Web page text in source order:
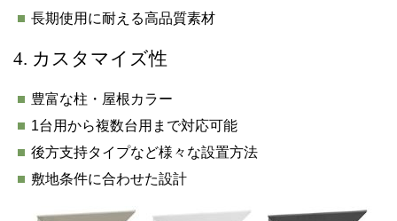
長期使用に耐える高品質素材
4. カスタマイズ性
豊富な柱・屋根カラー
1台用から複数台用まで対応可能
後方支持タイプなど様々な設置方法
敷地条件に合わせた設計